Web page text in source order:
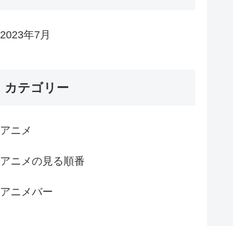
2023年7月
カテゴリー
アニメ
アニメの見る順番
アニメバー